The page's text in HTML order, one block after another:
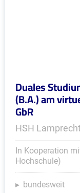
Duales
(B.A.) am
GbR
HSH
In Kooperation
Hochschule)
bundesweit